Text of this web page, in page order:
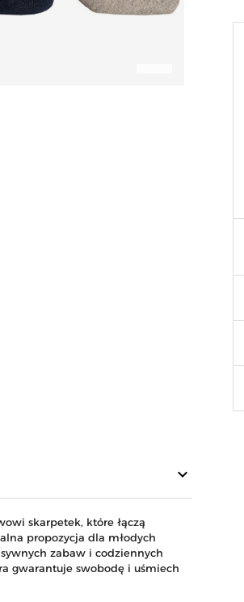
keyboard_arrow_down
skarpetek, które łączą
propozycja dla młodych
zabaw i codziennych
gwarantuje swobodę i uśmiech